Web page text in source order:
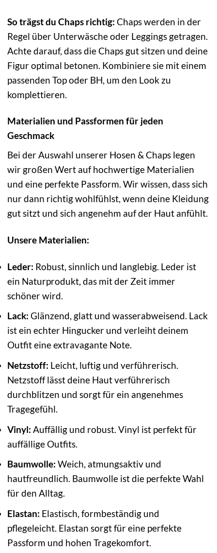
So trägst du Chaps richtig: Chaps werden in der
Regel über Unterwäsche oder Leggings getragen.
Achte darauf, dass die Chaps gut sitzen und deine
Figur optimal betonen. Kombiniere sie mit einem
passenden Top oder BH, um den Look zu
komplettieren.
Materialien und Passformen für jeden
Geschmack
Bei der Auswahl unserer Hosen & Chaps legen
wir großen Wert auf hochwertige Materialien
und eine perfekte Passform. Wir wissen, dass sich
nur dann richtig wohlfühlst, wenn deine Kleidung
gut sitzt und sich angenehm auf der Haut anfühlt.
Unsere Materialien:
Leder: Robust, sinnlich und langlebig. Leder ist
ein Naturprodukt, das mit der Zeit immer
schöner wird.
Lack: Glänzend, glatt und wasserabweisend. Lack
ist ein echter Hingucker und verleiht deinem
Outfit eine extravagante Note.
Netzstoff: Leicht, luftig und verführerisch.
Netzstoff lässt deine Haut verführerisch
durchblitzen und sorgt für ein angenehmes
Tragegefühl.
Vinyl: Auffällig und robust. Vinyl ist perfekt für
auffällige Outfits.
Baumwolle: Weich, atmungsaktiv und
hautfreundlich. Baumwolle ist die perfekte Wahl
für den Alltag.
Elastan: Elastisch, formbeständig und
pflegeleicht. Elastan sorgt für eine perfekte
Passform und hohen Tragekomfort.